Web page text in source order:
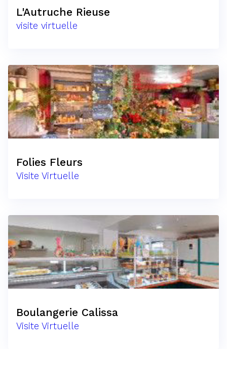
L'Autruche Rieuse
visite virtuelle
Folies Fleurs
Visite Virtuelle
Boulangerie Calissa
Visite Virtuelle